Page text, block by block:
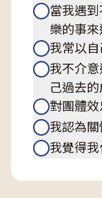
當我遇
樂的事來
我常以
我不介
己過去
對團體
我認為
我覺得